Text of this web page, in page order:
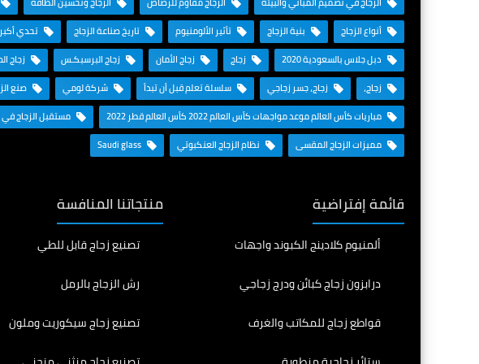
أنواع الزجاج
بنية الزجاج تأثير الألومنيوم تاريخ صناعة الزجاج تحدي
دبل جلاس بالسعودية 2020
زجاج زجاج الأمان زجاج البرسبكـس زجاج
زجاج،
زجاج، جسر زجاجي سلسلة تعلم قبل أن تبدأ شركة لومي صنع
مباريات كأس العالم موعد مواجهات كأس العالم 2022 كأس العالم قطر 2022
مستقبل الزجاج في
مميزات الزجاج المقسى
نظام الزجاج العنكبوتي
قائمة إفتراضية
ألمنيوم كلادينج الكبوند واجهات
درابزون زجاج كبائن ودرج زجاجي
قواطع زجاج للمكاتب والغرف
منتجاتنا المنافسة
تصنيع زجاج قابل للطي
رش الزجاج بالرمل
تصنيع زجاج سيكوريت وملون